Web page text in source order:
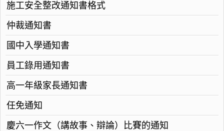
施工安全整改通知書格式
仲裁通知書
國中入學通知書
員工錄用通知書
高一年級家長通知書
任免通知
慶六一作文（講故事、辯論）比賽的通知